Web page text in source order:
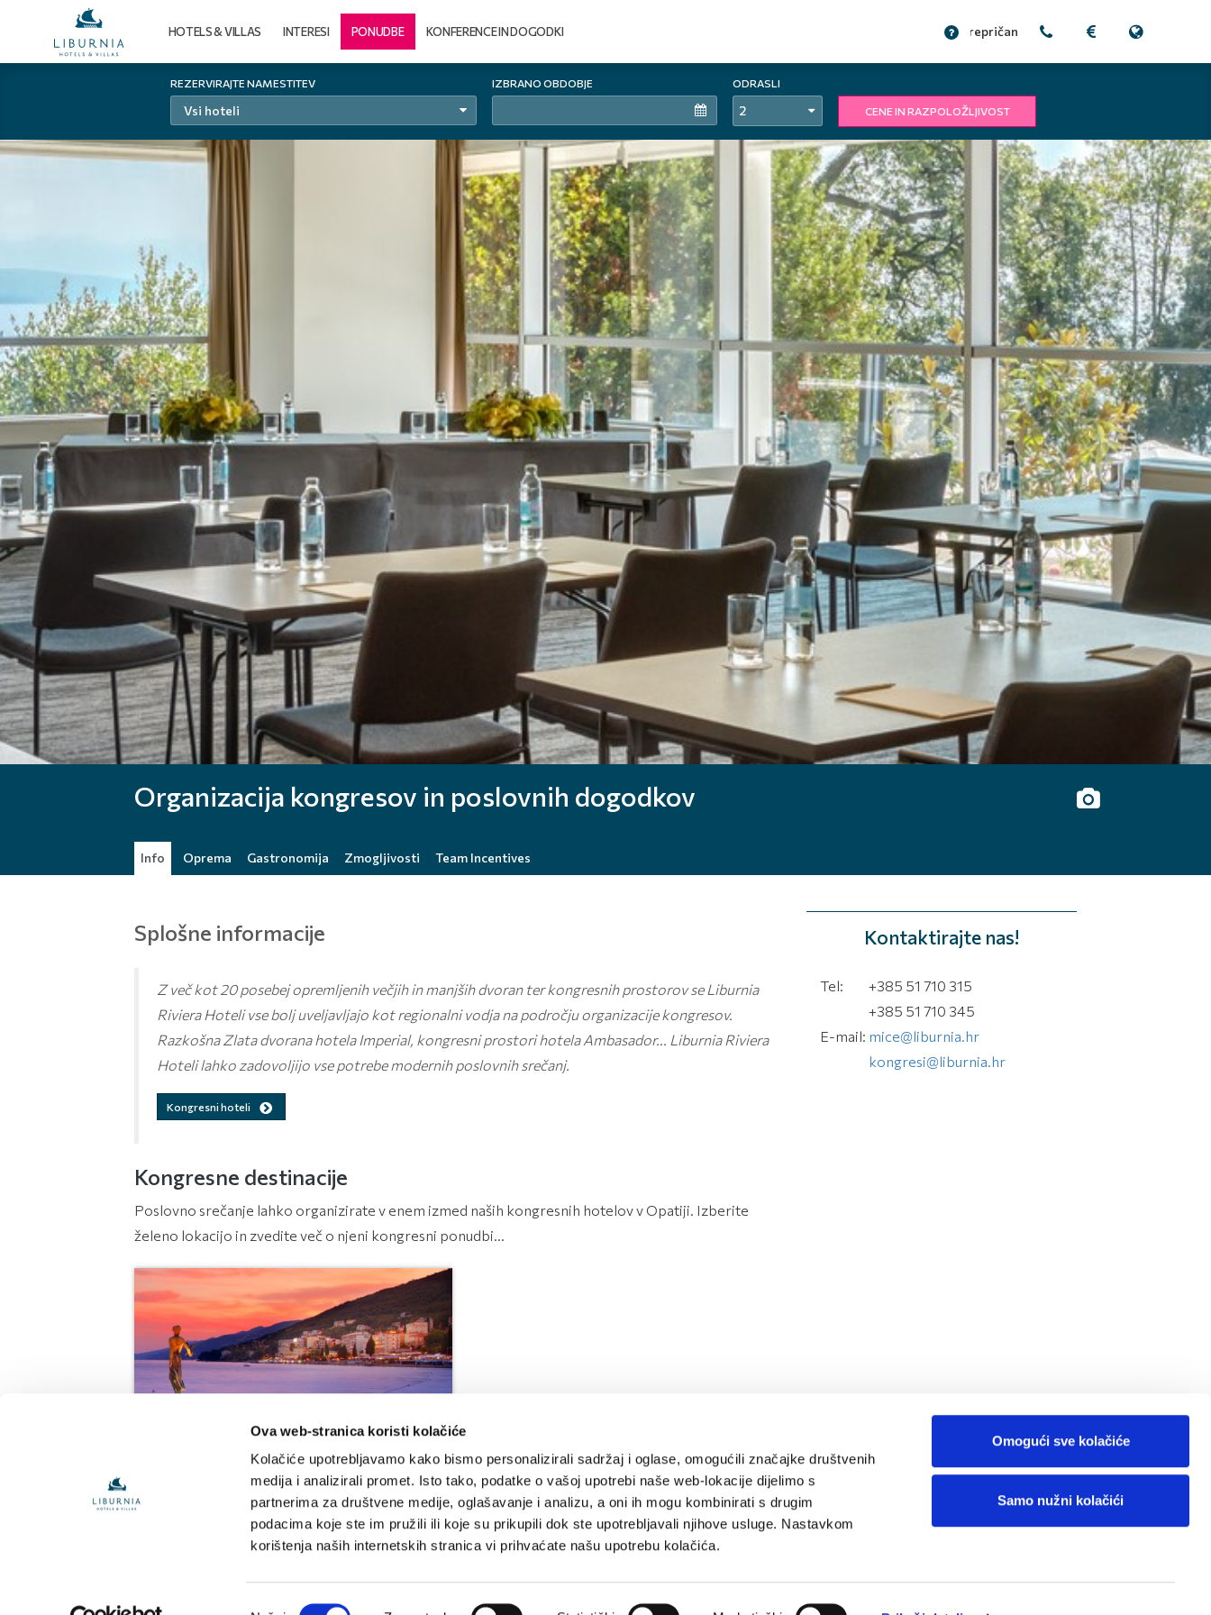
Ova web-stranica koristi kolačiće
Kolačiće upotrebljavamo kako bismo personalizirali sadržaj i oglase, omogućili značajke društvenih
medija i analizirali promet. Isto tako, podatke o vašoj upotrebi naše web-lokacije dijelimo s
partnerima za društvene medije, oglašavanje i analizu, a oni ih mogu kombinirati s drugim
podacima koje ste im pružili ili koje su prikupili dok ste upotrebljavali njihove usluge. Nastavkom
korištenja naših internetskih stranica vi prihvaćate našu upotrebu kolačića.
Omogući sve kolačiće
Samo nužni kolačići
REZERVIRAJTE NAMESTITEV
Vsi hoteli
IZBRANO OBDOBJE ODRASLI
2 CENE IN RAZPOLOŽLJIVOST
HOTELS & VILLAS INTERESI PONUDBE KONFERENCE IN DOGODKI prepričani?
Organizacija kongresov in poslovnih dogodkov
Info Oprema Gastronomija Zmogljivosti Team Incentives
Splošne informacije
Z več kot 20 posebej opremljenih večjih in manjših dvoran ter kongresnih prostorov se Liburnia
Riviera Hoteli vse bolj uveljavljajo kot regionalni vodja na področju organizacije kongresov.
Razkošna Zlata dvorana hotela Imperial, kongresni prostori hotela Ambasador... Liburnia Riviera
Hoteli lahko zadovoljijo vse potrebe modernih poslovnih srečanj.
Kongresni hoteli
Kongresne destinacije
Poslovno srečanje lahko organizirate v enem izmed naših kongresnih hotelov v Opatiji. Izberite
želeno lokacijo in zvedite več o njeni kongresni ponudbi...
Kongresi v Opatiji
Kontaktirajte nas!
Tel:
+385 51 710 315
+385 51 710 345
E-mail: mice@liburnia.hr
kongresi@liburnia.hr
PROMOCIJE IN NOVOSTI Prijavite se